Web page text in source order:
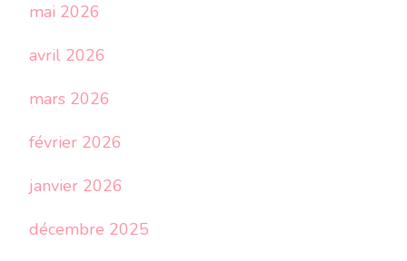
mai 2026
avril 2026
mars 2026
février 2026
janvier 2026
décembre 2025